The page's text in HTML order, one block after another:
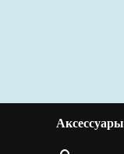
Аксессуары